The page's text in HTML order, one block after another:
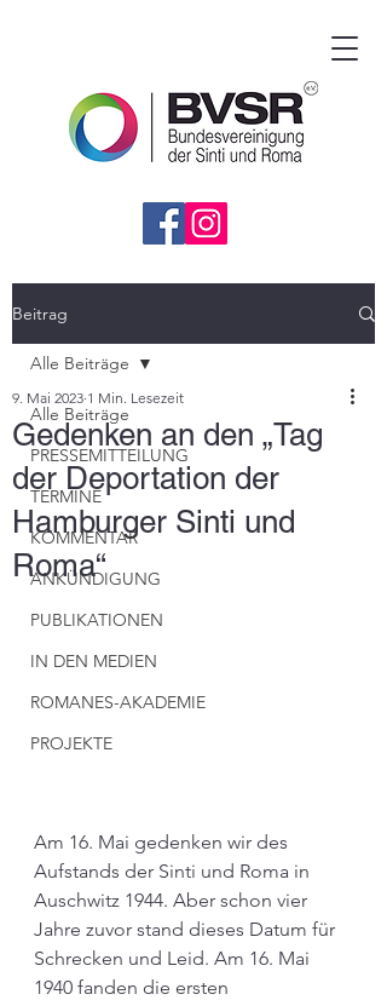
Beitrag
Alle Beiträge
PRESSEMITTEILUNG
TERMINE
KOMMENTAR
ANKÜNDIGUNG
PUBLIKATIONEN
IN DEN MEDIEN
ROMANES-AKADEMIE
PROJEKTE
Alle Beiträge
Gedenken an den „Tag
der Deportation der
Hamburger Sinti und
Roma“
9. Mai 2023 1 Min. Lesezeit
Am 16. Mai gedenken wir des
Aufstands der Sinti und Roma in
Auschwitz 1944. Aber schon vier
Jahre zuvor stand dieses Datum für
Schrecken und Leid. Am 16. Mai
1940 fanden die ersten